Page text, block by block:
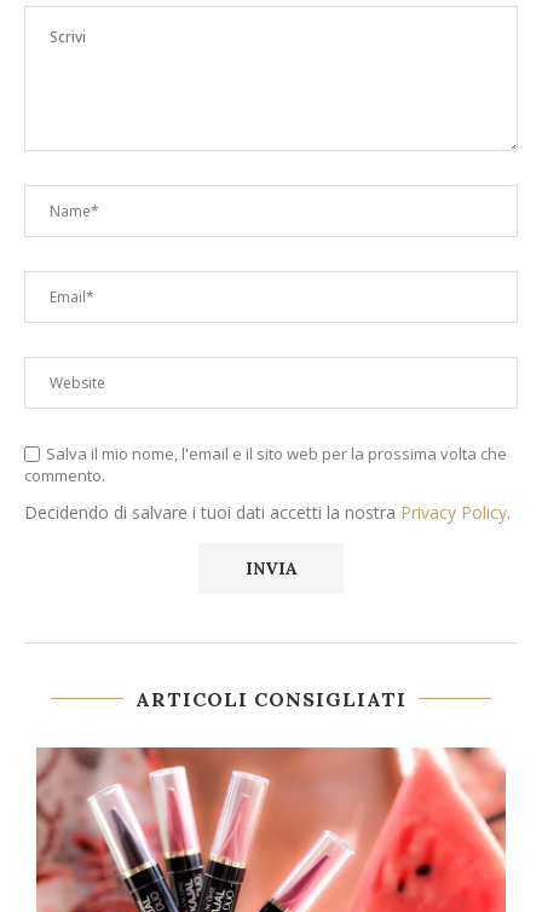
Salva il mio nome, l'email e il sito web per la prossima volta che
commento.
Decidendo di salvare i tuoi dati accetti la nostra Privacy Policy.
ARTICOLI CONSIGLIATI